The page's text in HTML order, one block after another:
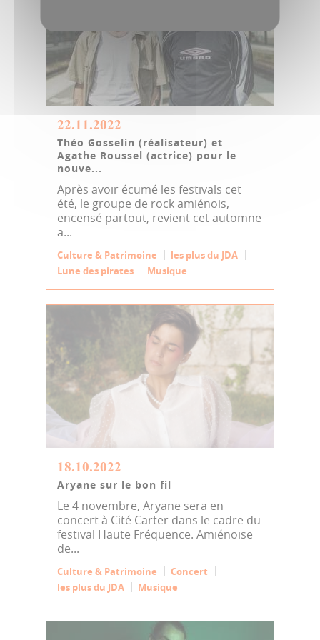
22.11.2022
Théo Gosselin (réalisateur) et
Agathe Roussel (actrice) pour le
nouve...
Après avoir écumé les festivals cet
été, le groupe de rock amiénois,
encensé partout, revient cet automne
a...
Culture & Patrimoine
les plus du JDA
Lune des pirates
Musique
18.10.2022
Aryane sur le bon fil
Le 4 novembre, Aryane sera en
concert à Cité Carter dans le cadre du
festival Haute Fréquence. Amiénoise
de...
Culture & Patrimoine
Concert
les plus du JDA
Musique